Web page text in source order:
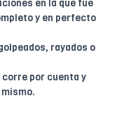
en la que fue
y en perfecto
rayados o
por cuenta y